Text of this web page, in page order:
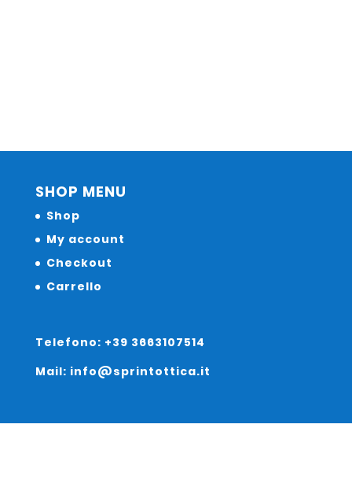
SHOP MENU
Shop
My account
Checkout
Carrello
Telefono: +39 3663107514
Mail: info@sprintottica.it